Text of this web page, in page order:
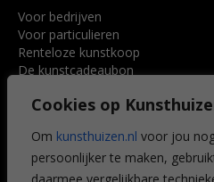
Cookies op
Om kunsthuizen.nl voor jou
persoonlijker te maken,
Voor bedrijven
Voor particulieren
Renteloze kunstkoop
De kunstcadeaubon
Voordelen
Veelgestelde vragen
CONTACT